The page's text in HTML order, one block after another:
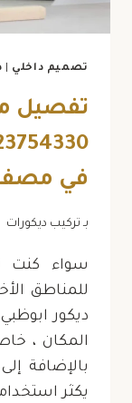
تصميم داخلي
تفصيل
في
بـ تركيب ديكورات
سواء كنت
للمناطق
ديكور
المكان ،
بالإضافة
يكثر